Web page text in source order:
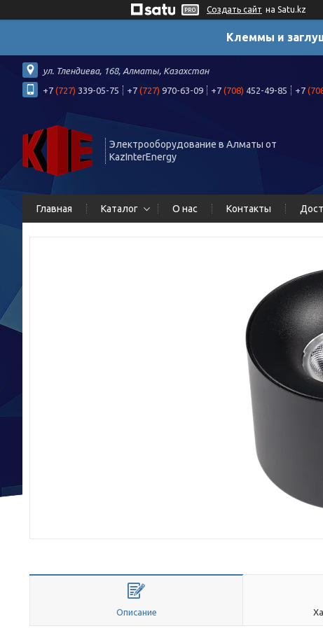
Создать сайт на Satu.kz
Клеммы и
ул. Тлендиева, 168, Алматы, Казахстан
+7 (727) 339-05-75 +7 (727) 970-63-09 +7 (708) 452-49-85 +7
Электрооборудование в Алматы от
KazInterEnergy
Главная Каталог О нас Контакты
Описание